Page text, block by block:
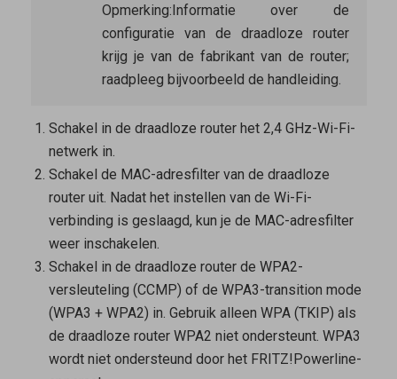
Opmerking:Informatie over de
configuratie van de draadloze router
krijg je van de fabrikant van de router;
raadpleeg bijvoorbeeld de handleiding.
Schakel in de draadloze router het 2,4 GHz-Wi-Fi-
netwerk in.
Schakel de MAC-adresfilter van de draadloze
router uit. Nadat het instellen van de Wi-Fi-
verbinding is geslaagd, kun je de MAC-adresfilter
weer inschakelen.
Schakel in de draadloze router de WPA2-
versleuteling (CCMP) of de WPA3-transition mode
(WPA3 + WPA2) in. Gebruik alleen WPA (TKIP) als
de draadloze router WPA2 niet ondersteunt. WPA3
wordt niet ondersteund door het FRITZ!Powerline-